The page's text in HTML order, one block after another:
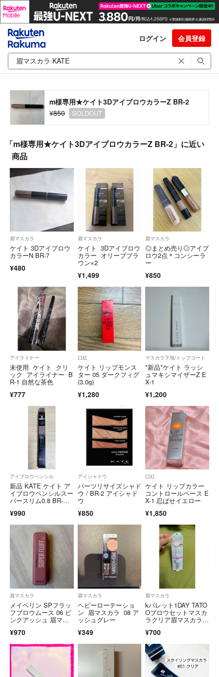
ログイン 会員登録
m様専用★ケイト3DアイブロウカラーZ BR-2
¥850
SOLDOUT
「m様専用★ケイト3DアイブロウカラーZ BR-2」に近い
商品
眉マスカラ
ケイト 3Dアイブロウ
カラーN BR-7
¥480
眉マスカラ
ケイト 3Dアイブロウ
カラー オリーブブラ
ウン×2
¥1,499
眉マスカラ
◎まとめ売り◎アイブ
ロウ2点＊コンシーラ
ー
¥850
アイライナー
未使用 ケイト クリ
ック アイライナー B
R-1 自然な茶色
¥777
口紅
ケイト リップモンス
ター 05 ダークフィグ
(3.0g)
¥1,280
マスカラ下地/トップコート
*新品*ケイト ラッシ
ュマキシマイザーZ E
X-1
¥1,200
アイブロウペンシル
新品 KATE ケイト ア
イブロウペンシルスー
パースリム0.8 BR-
ン おまけ付き
¥990
アイシャドウ
パーツリサイズシャド
ウ / BR-2 アイシャド
ウ
¥850
口紅
ケイト リップカラー
コントロールベース E
X-1 忍ばせイエロー
¥1,850
眉マスカラ
メイベリン SPフラッ
フブロウムース 06 ピ
ンクアッシュ 眉マス
¥970
眉マスカラ
ヘビーローテーショ
ン 眉マスカラ 08 ア
ッシュグレー
¥349
眉マスカラ
kパレット1DAY TATO
Oブロウセットマスカ
ラクリア眉マスカラ0
¥700